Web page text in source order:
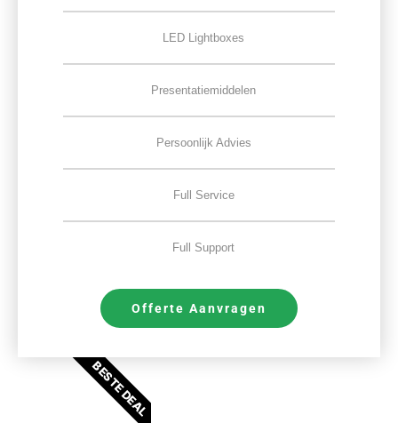
LED Lightboxes
Presentatiemiddelen
Persoonlijk Advies
Full Service
Full Support
Offerte Aanvragen
BESTE DEAL